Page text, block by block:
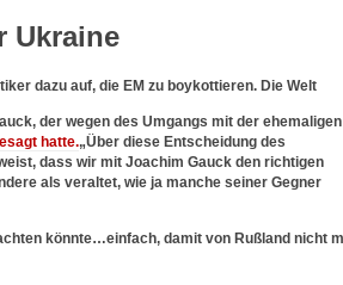
Ukraine
dazu auf, die EM zu boykottieren. Die Welt
der wegen des Umgangs mit der ehemaligen
hatte.„Über diese Entscheidung des
dass wir mit Joachim Gauck den richtigen
als veraltet, wie ja manche seiner Gegner
könnte…einfach, damit von Rußland nicht